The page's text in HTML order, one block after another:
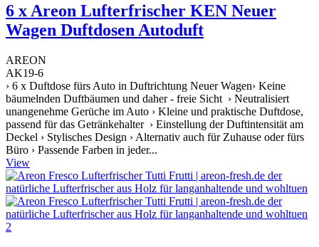
6 x Areon Lufterfrischer KEN Neuer
Wagen Duftdosen Autoduft
AREON
AK19-6
› 6 x Duftdose fürs Auto in Duftrichtung Neuer Wagen› Keine
bäumelnden Duftbäumen und daher - freie Sicht › Neutralisiert
unangenehme Gerüche im Auto › Kleine und praktische Duftdose,
passend für das Getränkehalter › Einstellung der Duftintensität am
Deckel › Stylisches Design › Alternativ auch für Zuhause oder fürs
Büro › Passende Farben in jeder...
View